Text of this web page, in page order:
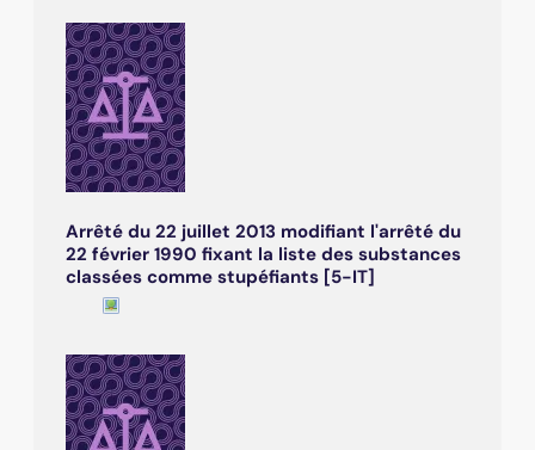
Arrêté du 22 juillet 2013 modifiant l'arrêté du
22 février 1990 fixant la liste des substances
classées comme stupéfiants [5-IT]